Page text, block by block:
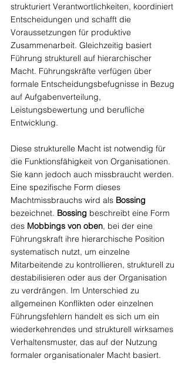
strukturiert Verantwortlichkeiten, koordiniert
Entscheidungen und schafft die
Voraussetzungen für produktive
Zusammenarbeit. Gleichzeitig basiert
Führung strukturell auf hierarchischer
Macht. Führungskräfte verfügen über
formale Entscheidungsbefugnisse in Bezug
auf Aufgabenverteilung,
Leistungsbewertung und berufliche
Entwicklung.
Diese strukturelle Macht ist notwendig für
die Funktionsfähigkeit von Organisationen.
Sie kann jedoch auch missbraucht werden.
Eine spezifische Form dieses
Machtmissbrauchs wird als Bossing
bezeichnet. Bossing beschreibt eine Form
des Mobbings von oben, bei der eine
Führungskraft ihre hierarchische Position
systematisch nutzt, um einzelne
Mitarbeitende zu kontrollieren, strukturell zu
destabilisieren oder aus der Organisation
zu verdrängen. Im Unterschied zu
allgemeinen Konflikten oder einzelnen
Führungsfehlern handelt es sich um ein
wiederkehrendes und strukturell wirksames
Verhaltensmuster, das auf der Nutzung
formaler organisationaler Macht basiert.